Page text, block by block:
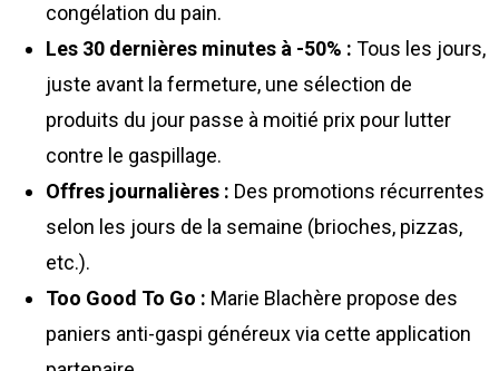
congélation du pain.
Les 30 dernières minutes à -50% : Tous les jours,
juste avant la fermeture, une sélection de
produits du jour passe à moitié prix pour lutter
contre le gaspillage.
Offres journalières : Des promotions récurrentes
selon les jours de la semaine (brioches, pizzas,
etc.).
Too Good To Go : Marie Blachère propose des
paniers anti-gaspi généreux via cette application